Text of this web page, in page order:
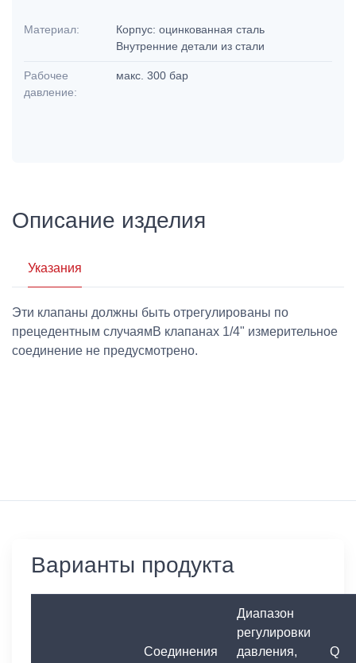
Материал:
Корпус: оцинкованная сталь
Внутренние детали из стали
Рабочее
давление:
макс. 300 бар
Описание изделия
Указания
Эти клапаны должны быть отрегулированы по
прецедентным случаямВ клапанах 1/4" измерительное
соединение не предусмотрено.
Варианты продукта
Соединения
Диапазон
регулировки
давления,
Q